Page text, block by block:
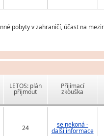
pobyty v zahraničí, účast na
LETOS: plán
přijmout
Přijímací
zkouška
24 se nekoná -
další informace